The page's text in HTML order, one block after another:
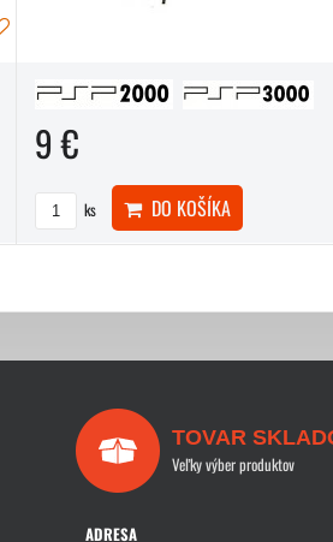
9 €
ks DO KOŠÍKA
TOVAR
Veľky výber produktov
ADRESA